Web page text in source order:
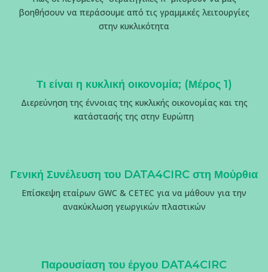
βοηθήσουν να περάσουμε από τις γραμμικές λειτουργίες
στην κυκλικότητα
Τι είναι η κυκλική οικονομία; (Μέρος 1)
Διερεύνηση της έννοιας της κυκλικής οικονομίας και της
κατάστασής της στην Ευρώπη
Γενική Συνέλευση του DATA4CIRC στη Μούρθια
Επίσκεψη εταίρων GWC & CETEC για να μάθουν για την
ανακύκλωση γεωργικών πλαστικών
Παρουσίαση του έργου DATA4CIRC